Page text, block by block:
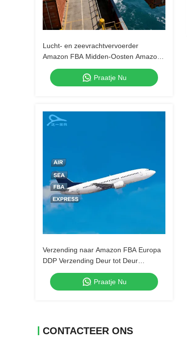
Lucht- en zeevrachtvervoerder
Amazon FBA Midden-Oosten Amazon
Deur-tot-deur bezorgservice
Praatje Nu
Verzending naar Amazon FBA Europa
DDP Verzending Deur tot Deur
Expediteur
Praatje Nu
CONTACTEER ONS